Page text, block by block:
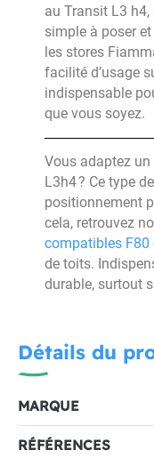
au Transit L3
simple à poser
les stores
facilité d’usage
indispensable
que vous soyez.
Vous adaptez
L3h4 ? Ce type
positionnement
cela, retrouvez
compatibles F80
de toits.
durable, surtout
Détails du
MARQUE
RÉFÉRENCES